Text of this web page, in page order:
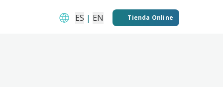
ES | EN Tienda Online